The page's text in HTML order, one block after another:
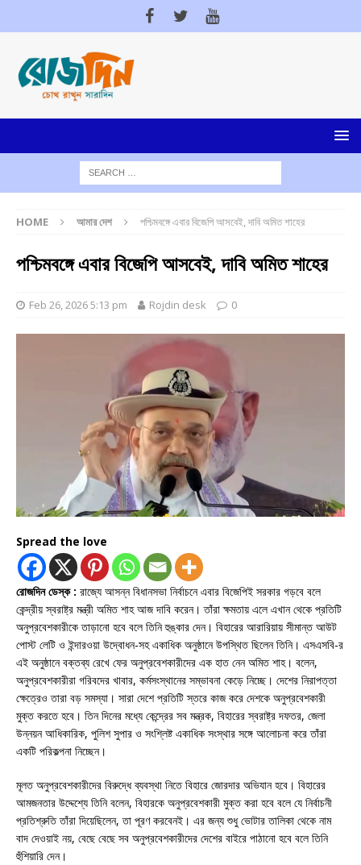
HOME আমার দেশ পশ্চিমবঙ্গে এবার বিজেপি আসবেই, দাবি অমিত শাহের
পশ্চিমবঙ্গে এবার বিজেপি আসবেই, দাবি অমিত শাহের
Feb 26, 2026 5:13 pm Rojdin desk 0
Spread the love
রোজদিন ডেস্ক : রাজ্যে আসন্ন বিধানসভা নির্বাচনে এবার বিজেপিই সরকার গড়বে বলে
কেন্দ্রীয় স্বরাষ্ট্র মন্ত্রী অমিত শাহ আজ দাবি করেন। তাঁরা ক্ষমতায় এলে এখান থেকে প্রতিটি
অনুপ্রবেশকারীকে তাড়ানো হবে বলে তিনি হুঙ্কার দেন। বিহারের আরারিয়ায় সীমান্ত আউট
পোস্ট লেটি ও ইন্দারওয়া উদ্বোধন-সহ একাধিক অনুষ্ঠানে উপস্থিত ছিলেন তিনি। এসএসবি-র
এই অনুষ্ঠানে বক্তব্য রেখে ফের অনুপ্রবেশকারীদের এক হাত নেন অমিত শাহ। বলেন,
অনুপ্রবেশকারীরা গরিবদের খাবার, কর্মসংস্থানের সম্ভাবনা কেড়ে নিচ্ছে। দেশের নিরাপত্তা
ক্ষেত্রেও তারা বড় সমস্যা। সারা দেশে প্রতিটি স্তরে কাজ করে দেশকে অনুপ্রবেশকারী
মুক্ত করতে হবে। তিন দিনের মধ্যে কেন্দ্রের সব মন্ত্রক, বিহারের স্বরাষ্ট্র দফতর, জেলা
উন্নয়ন আধিকারিক, পুলিশ সুপার ও সংশ্লিষ্ট একাধিক সংস্থার সঙ্গে আলোচনা করে তাঁরা
একটি পরিকল্পনা নিচ্ছেন।
মূলত অনুপ্রবেশকারীদের বিরুদ্ধে ব্যবস্থা নিতে বিহারে জোরদার অভিযান হবে। বিহারের
আমজনতার উদ্দেশ্যে তিনি বলেন, বিহারকে অনুপ্রবেশকারী মুক্ত করা হবে বলে যে নির্বাচনী
প্রতিশ্রুতি তাঁরা দিয়েছিলেন, তা পূরণ করবেনই। এর জন্য শুধু ভোটার তালিকা থেকে নাম
বাদ দেওয়াই নয়, বেছে বেছে সব অনুপ্রবেশকারীদের দেশের বাইরে পাঠানো হবে বলে তিনি
হুঁশিয়ারি দেন।